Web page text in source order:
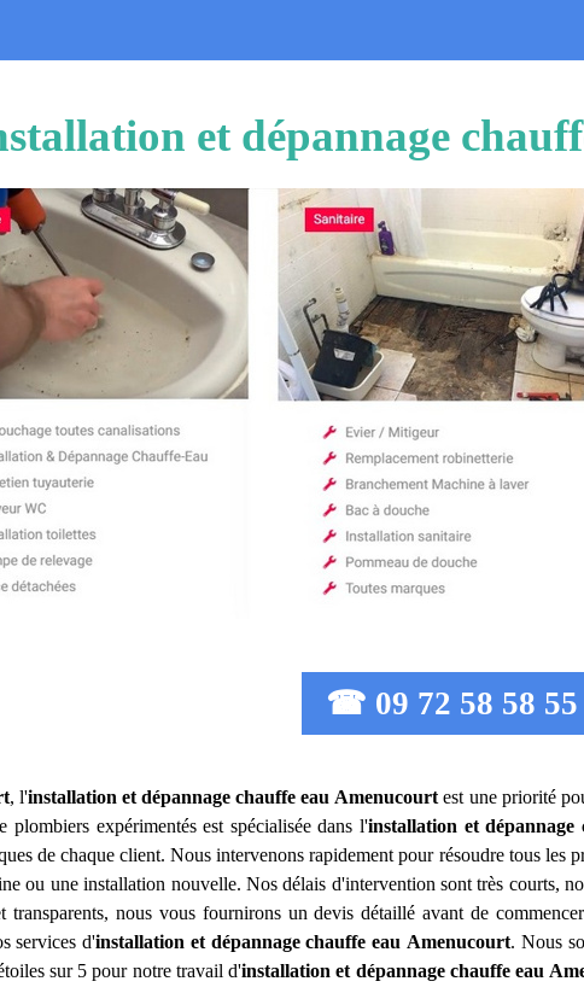
et dépannage
☎ 09 72 58 58 55
, l'installation et dépannage chauffe eau Amenucourt est une priorité
plombiers expérimentés est spécialisée dans l'installation et dépannage
de chaque client. Nous intervenons rapidement pour résoudre tous les
ou une installation nouvelle. Nos délais d'intervention sont très courts,
transparents, nous vous fournirons un devis détaillé avant de
services d'installation et dépannage chauffe eau Amenucourt. Nous
sur 5 pour notre travail d'installation et dépannage chauffe eau